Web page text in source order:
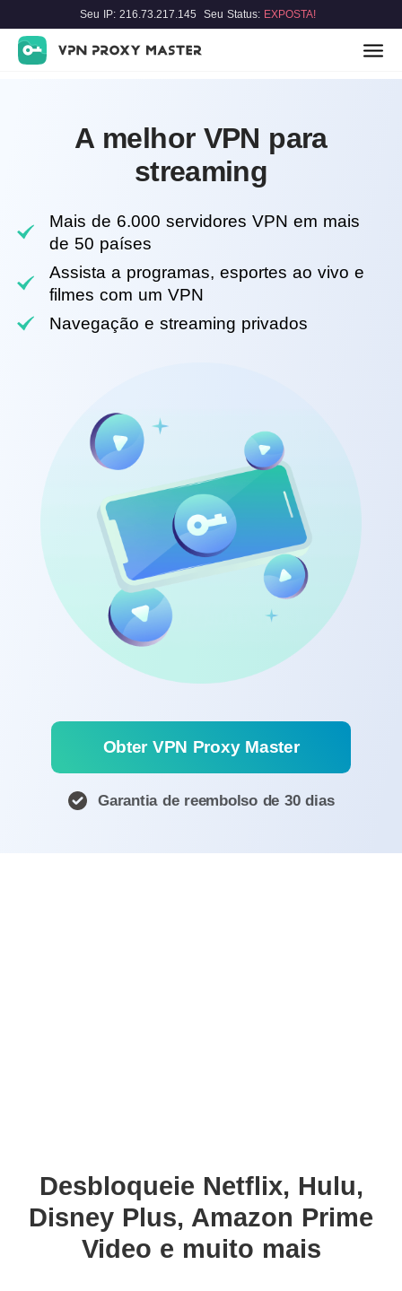
Seu IP: 216.73.217.145 Seu Status: EXPOSTA!
A melhor VPN para
streaming
Mais de 6.000 servidores VPN em mais
de 50 países
Assista a programas, esportes ao vivo e
filmes com um VPN
Navegação e streaming privados
Obter VPN Proxy Master
Garantia de reembolso de 30 dias
Desbloqueie Netflix, Hulu,
Disney Plus, Amazon Prime
Video e muito mais